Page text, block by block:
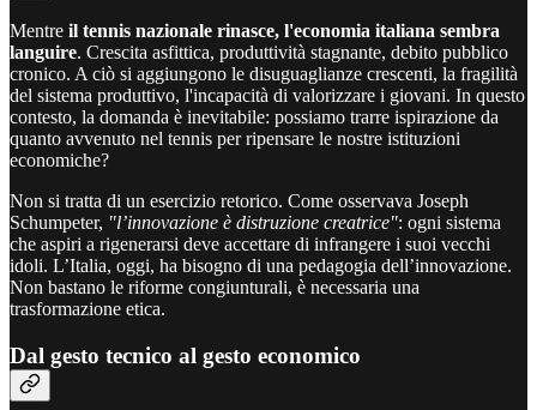
Mentre il tennis nazionale rinasce, l'economia italiana sembra
languire. Crescita asfittica, produttività stagnante, debito pubblico
cronico. A ciò si aggiungono le disuguaglianze crescenti, la fragilità
del sistema produttivo, l'incapacità di valorizzare i giovani. In questo
contesto, la domanda è inevitabile: possiamo trarre ispirazione da
quanto avvenuto nel tennis per ripensare le nostre istituzioni
economiche?
Non si tratta di un esercizio retorico. Come osservava Joseph
Schumpeter, "l’innovazione è distruzione creatrice": ogni sistema
che aspiri a rigenerarsi deve accettare di infrangere i suoi vecchi
idoli. L’Italia, oggi, ha bisogno di una pedagogia dell’innovazione.
Non bastano le riforme congiunturali, è necessaria una
trasformazione etica.
Dal gesto tecnico al gesto economico